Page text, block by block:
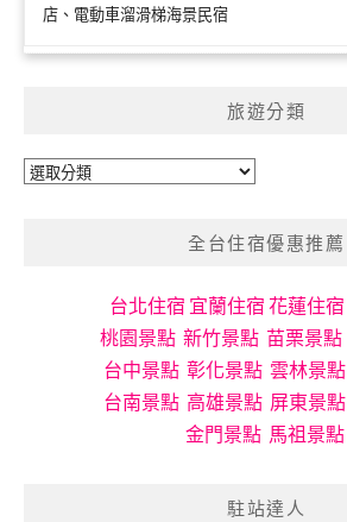
店、電動車溜滑梯海景民宿
旅遊分類
旅
全台住宿優惠推薦
台北住宿 宜蘭住宿花蓮住宿
桃園景點 新竹景點 苗栗景點
台中景點 彰化景點 雲林景點
台南景點 高雄景點 屏東景點
金門景點 馬祖景點
駐站達人